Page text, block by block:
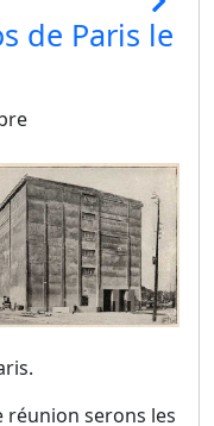
de Paris le
réunion serons les